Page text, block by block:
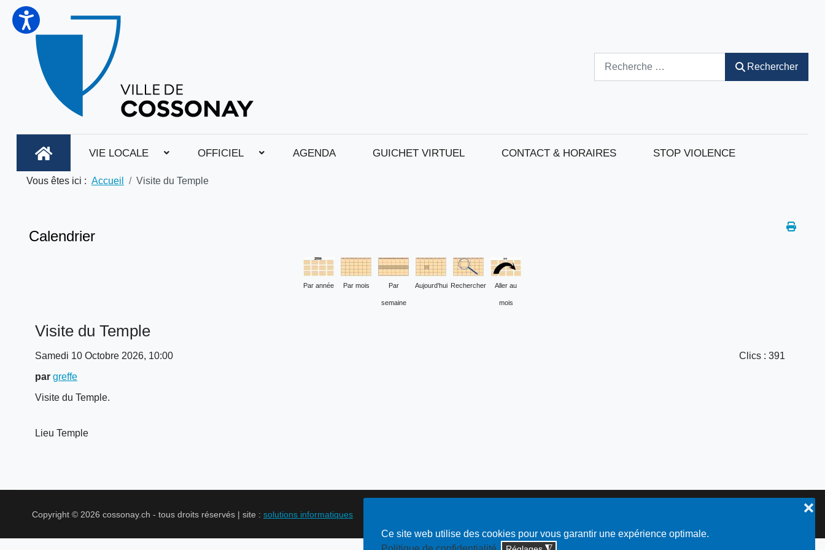
Ce site web utilise des cookies pour vous garantir une expérience optimale.
❌
Rechercher
VIE LOCALE OFFICIEL AGENDA GUICHET VIRTUEL CONTACT & HORAIRES STOP VIOLENCE
Vous êtes ici : Accueil Visite du Temple
Calendrier
Par année Par mois Par
semaine
Aujourd'hui Rechercher Aller au
mois
Visite du Temple
Samedi 10 Octobre 2026, 10:00 Clics: 391
par greffe
Visite du Temple.
Lieu Temple
Copyright © 2026 cossonay.ch - tous droits réservés | site : solutions informatiques